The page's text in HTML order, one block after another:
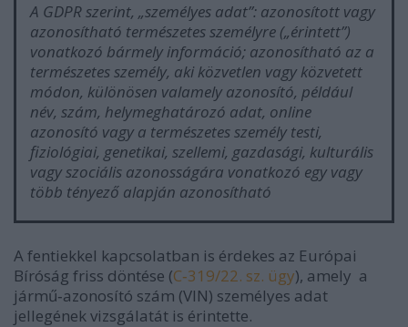
A GDPR szerint, „személyes adat”: azonosított vagy
azonosítható természetes személyre („érintett”)
vonatkozó bármely információ; azonosítható az a
természetes személy, aki közvetlen vagy közvetett
módon, különösen valamely azonosító, például
név, szám, helymeghatározó adat, online
azonosító vagy a természetes személy testi,
fiziológiai, genetikai, szellemi, gazdasági, kulturális
vagy szociális azonosságára vonatkozó egy vagy
több tényező alapján azonosítható
A fentiekkel kapcsolatban is érdekes az Európai
Bíróság friss döntése (C‑319/22. sz. ügy), amely a
jármű‑azonosító szám (VIN) személyes adat
jellegének vizsgálatát is érintette.